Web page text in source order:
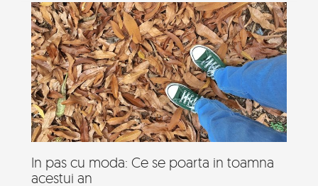
In pas cu moda: Ce se poarta in toamna
acestui an